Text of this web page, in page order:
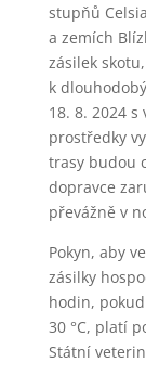
stupňů
a zemích
zásilek
k
18. 8. 2024
prostředky
trasy budou
dopravce
převážně v
Pokyn, aby
zásilky
hodin,
30 °C, platí
Státní